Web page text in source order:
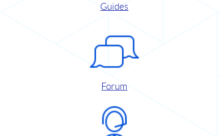
Guides
Forum